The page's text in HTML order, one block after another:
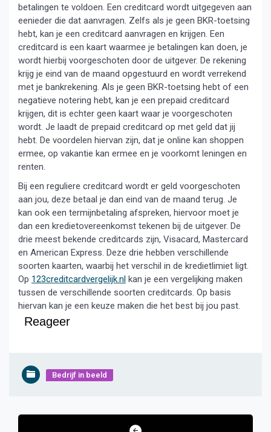
betalingen te voldoen. Een creditcard wordt uitgegeven aan
eenieder die dat aanvragen. Zelfs als je geen BKR-toetsing
hebt, kan je een creditcard aanvragen en krijgen. Een
creditcard is een kaart waarmee je betalingen kan doen, je
wordt hierbij voorgeschoten door de uitgever. De rekening
krijg je eind van de maand opgestuurd en wordt verrekend
met je bankrekening. Als je geen BKR-toetsing hebt of een
negatieve notering hebt, kan je een prepaid creditcard
krijgen, dit is echter geen kaart waar je voorgeschoten
wordt. Je laadt de prepaid creditcard op met geld dat jij
hebt. De voordelen hiervan zijn, dat je online kan shoppen
ermee, op vakantie kan ermee en je voorkomt leningen en
renten.
Bij een reguliere creditcard wordt er geld voorgeschoten
aan jou, deze betaal je dan eind van de maand terug. Je
kan ook een termijnbetaling afspreken, hiervoor moet je
dan een kredietovereenkomst tekenen bij de uitgever. De
drie meest bekende creditcards zijn, Visacard, Mastercard
en American Express. Deze drie hebben verschillende
soorten kaarten, waarbij het verschil in de kredietlimiet ligt.
Op 123creditcardvergelijk.nl kan je een vergelijking maken
tussen de verschillende soorten creditcards. Op basis
hiervan kan je een keuze maken die het best bij jou past.
Reageer
Bedrijf in beeld
Bericht